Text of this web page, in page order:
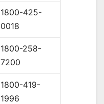
1800-425-
0018
1800-258-
7200
1800-419-
1996